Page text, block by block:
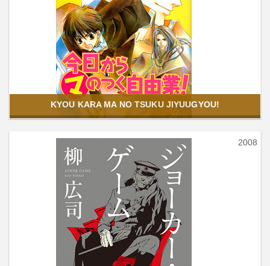
KYOU KARA MA NO TSUKU JIYUUGYOU!
2008